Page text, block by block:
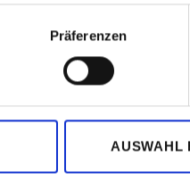
Präferenzen
AUSWAHL
Sie der beste
2015: